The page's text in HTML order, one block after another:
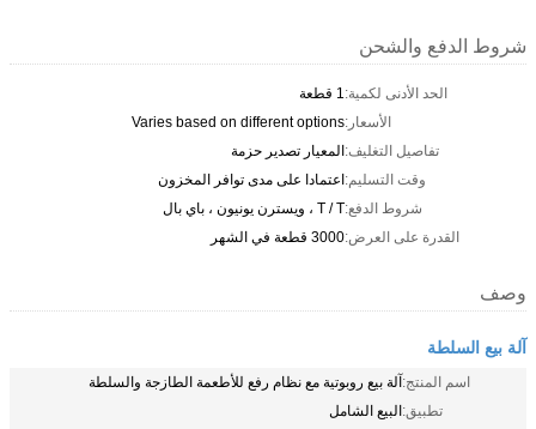
شروط الدفع والشحن
الحد الأدنى لكمية:1 قطعة
الأسعار:Varies based on different options
تفاصيل التغليف:المعيار تصدير حزمة
وقت التسليم:اعتمادا على مدى توافر المخزون
شروط الدفع:T / T ، ويسترن يونيون ، باي بال
القدرة على العرض:3000 قطعة في الشهر
وصف
آلة بيع السلطة
اسم المنتج:آلة بيع روبوتية مع نظام رفع للأطعمة الطازجة والسلطة
تطبيق:البيع الشامل